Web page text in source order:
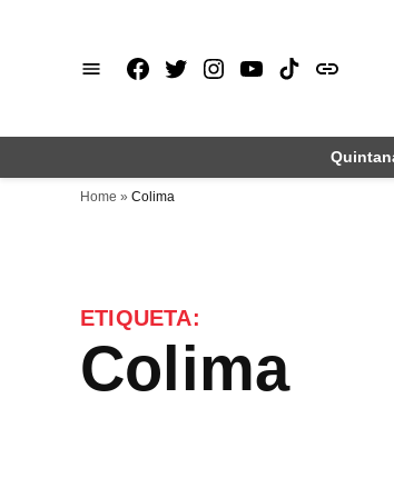
Facebook
X Instagram
Youtube
TikTok
issuu
Home » Colima
ETIQUETA:
Colima